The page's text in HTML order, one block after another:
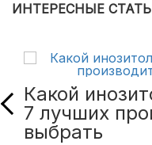
ИНТЕРЕСНЫЕ
Какой
7 лучших
выбрать